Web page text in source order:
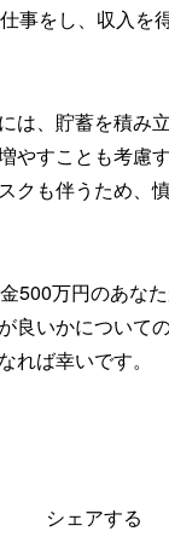
事をし、収入を
は、貯蓄を積み
やすことも考慮
クも伴うため、
500万円のあな
良いかについて
れば幸いです。
シェアする